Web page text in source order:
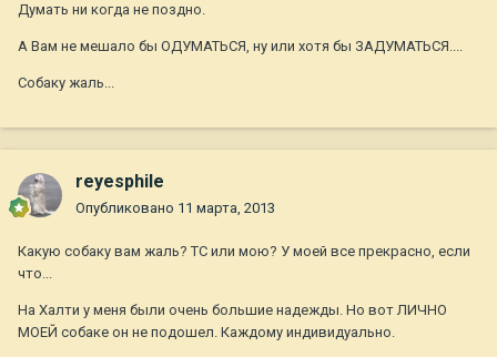
Думать ни когда не поздно.
А Вам не мешало бы ОДУМАТЬСЯ, ну или хотя бы ЗАДУМАТЬСЯ....
Собаку жаль...
reyesphile
Опубликовано 11 марта, 2013
Какую собаку вам жаль? ТС или мою? У моей все прекрасно, если
что...
На Халти у меня были очень большие надежды. Но вот ЛИЧНО
МОЕЙ собаке он не подошел. Каждому индивидуально.